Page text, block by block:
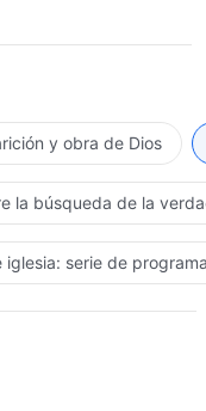
y obra de Dios
la búsqueda de la
iglesia: serie de